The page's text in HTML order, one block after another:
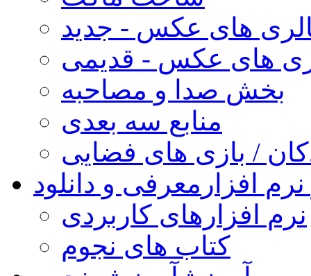
های عکس - جدید
های عکس - قدیمی
بخش صدا و مصاحبه
منابع سه بعدی
/ بازی های فضایی
افزار معرفی و دانلود
نرم افزارهای کاربردی
کتاب های نجوم